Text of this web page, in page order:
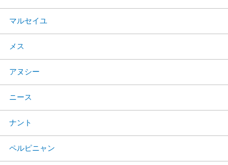
マルセイユ
メス
アヌシー
ニース
ナント
ペルピニャン